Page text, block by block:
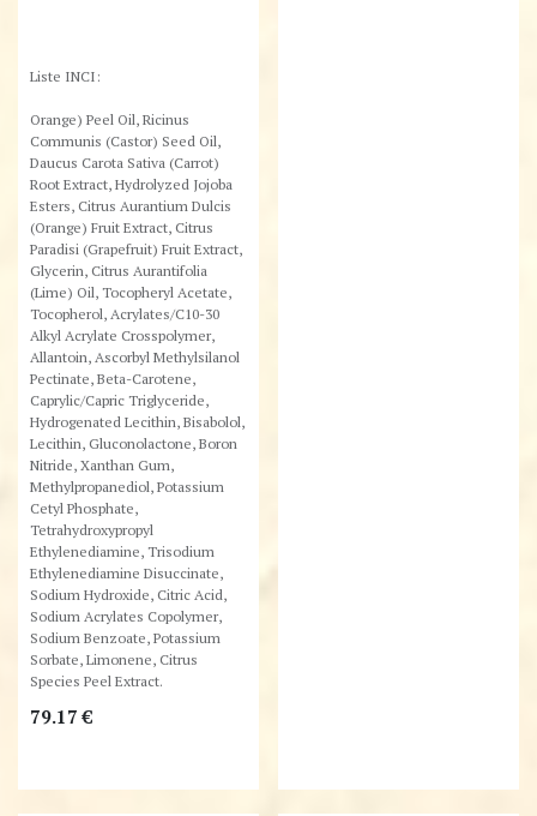
Liste INCI:​
Orange) Peel Oil, Ricinus
Communis (Castor) Seed Oil,
Daucus Carota Sativa (Carrot)
Root Extract, Hydrolyzed Jojoba
Esters, Citrus Aurantium Dulcis
(Orange) Fruit Extract, Citrus
Paradisi (Grapefruit) Fruit Extract,
Glycerin, Citrus Aurantifolia
(Lime) Oil, Tocopheryl Acetate,
Tocopherol, Acrylates/C10-30
Alkyl Acrylate Crosspolymer,
Allantoin, Ascorbyl Methylsilanol
Pectinate, Beta-Carotene,
Caprylic/Capric Triglyceride,
Hydrogenated Lecithin, Bisabolol,
Lecithin, Gluconolactone, Boron
Nitride, Xanthan Gum,
Methylpropanediol, Potassium
Cetyl Phosphate,
Tetrahydroxypropyl
Ethylenediamine, Trisodium
Ethylenediamine Disuccinate,
Sodium Hydroxide, Citric Acid,
Sodium Acrylates Copolymer,
Sodium Benzoate, Potassium
Sorbate, Limonene, Citrus
Species Peel Extract.
79.17 €